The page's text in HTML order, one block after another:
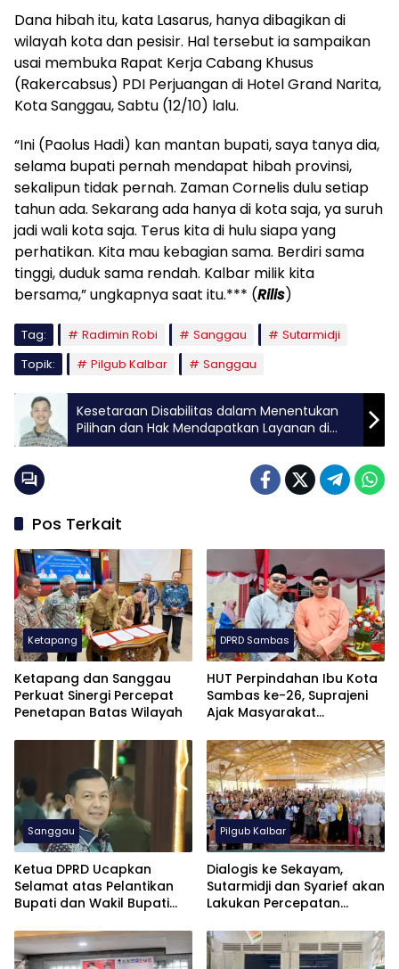
Dana hibah itu, kata Lasarus, hanya dibagikan di
wilayah kota dan pesisir. Hal tersebut ia sampaikan
usai membuka Rapat Kerja Cabang Khusus
(Rakercabsus) PDI Perjuangan di Hotel Grand Narita,
Kota Sanggau, Sabtu (12/10) lalu.
“Ini (Paolus Hadi) kan mantan bupati, saya tanya dia,
selama bupati pernah mendapat hibah provinsi,
sekalipun tidak pernah. Zaman Cornelis dulu setiap
tahun ada. Sekarang ada hanya di kota saja, ya suruh
jadi wali kota saja. Terus kita di hulu siapa yang
perhatikan. Kita mau kebagian sama. Berdiri sama
tinggi, duduk sama rendah. Kalbar milik kita
bersama,” ungkapnya saat itu.*** (Rilis)
Tag: Radimin Robi Sanggau
Sutarmidji
Topik:
Pilgub Kalbar Sanggau
Kesetaraan Disabilitas dalam Menentukan
Pilihan dan Hak Mendapatkan Layanan di
Pilkada 2024
Pos Terkait
Ketapang
Ketapang dan Sanggau
Perkuat Sinergi Percepat
Penetapan Batas Wilayah
DPRD Sambas
HUT Perpindahan Ibu Kota
Sambas ke-26, Suprajeni
Ajak Masyarakat
Majukan Daerah
Sanggau
Ketua DPRD Ucapkan
Selamat atas Pelantikan
Bupati dan Wakil Bupati
Pilgub Kalbar
Dialogis ke Sekayam,
Sutarmidji dan Syarief akan
Lakukan Percepatan
Entikong